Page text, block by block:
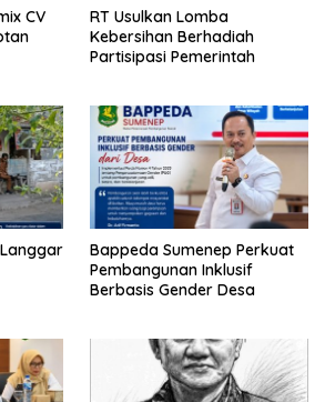
CV
RT Usulkan Lomba
Kebersihan Berhadiah
Partisipasi Pemerintah
Bappeda Sumenep Perkuat
Pembangunan Inklusif
Berbasis Gender Desa